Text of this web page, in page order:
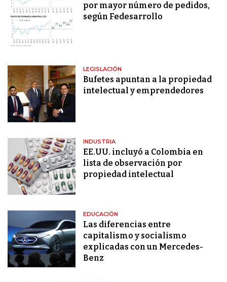
por mayor número de pedidos,
según Fedesarrollo
LEGISLACIÓN
Bufetes apuntan a la propiedad
intelectual y emprendedores
INDUSTRIA
EE.UU. incluyó a Colombia en
lista de observación por
propiedad intelectual
EDUCACIÓN
Las diferencias entre
capitalismo y socialismo
explicadas con un Mercedes-
Benz